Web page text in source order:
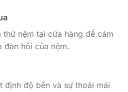
nệm tại cửa hàng để cảm
đàn hồi của nệm.
định độ bền và sự thoải mái